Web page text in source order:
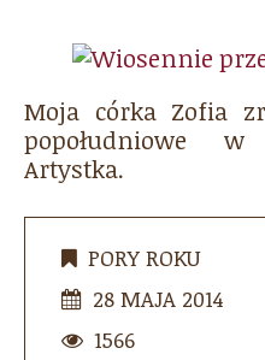
Moja córka Zofia
popołudniowe
Artystka.
PORY ROKU
28 MAJA 2014
1566